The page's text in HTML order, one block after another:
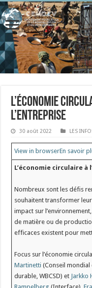
L’économie
l’entreprise
30 août 2022 LES
View in browserEn savoir
L’économie circulaire à
Nombreux sont les défis
souhaitent transformer
impact sur
de matière ou de
efficaces existent pour
Focus sur l’économie
Martinetti (Conseil
durable, WBCSD) et Jarkko